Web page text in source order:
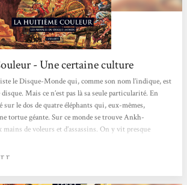
- Une certaine culture
le Disque-Monde qui, comme son nom l’indique, est
Mais ce n’est pas là sa seule particularité. En
sur le dos de quatre éléphants qui, eux-mêmes,
tortue géante. Sur ce monde se trouve Ankh-
de voleurs et d’assassins. On y vit presque
le temps de lire le premier tome de ce célébrissime